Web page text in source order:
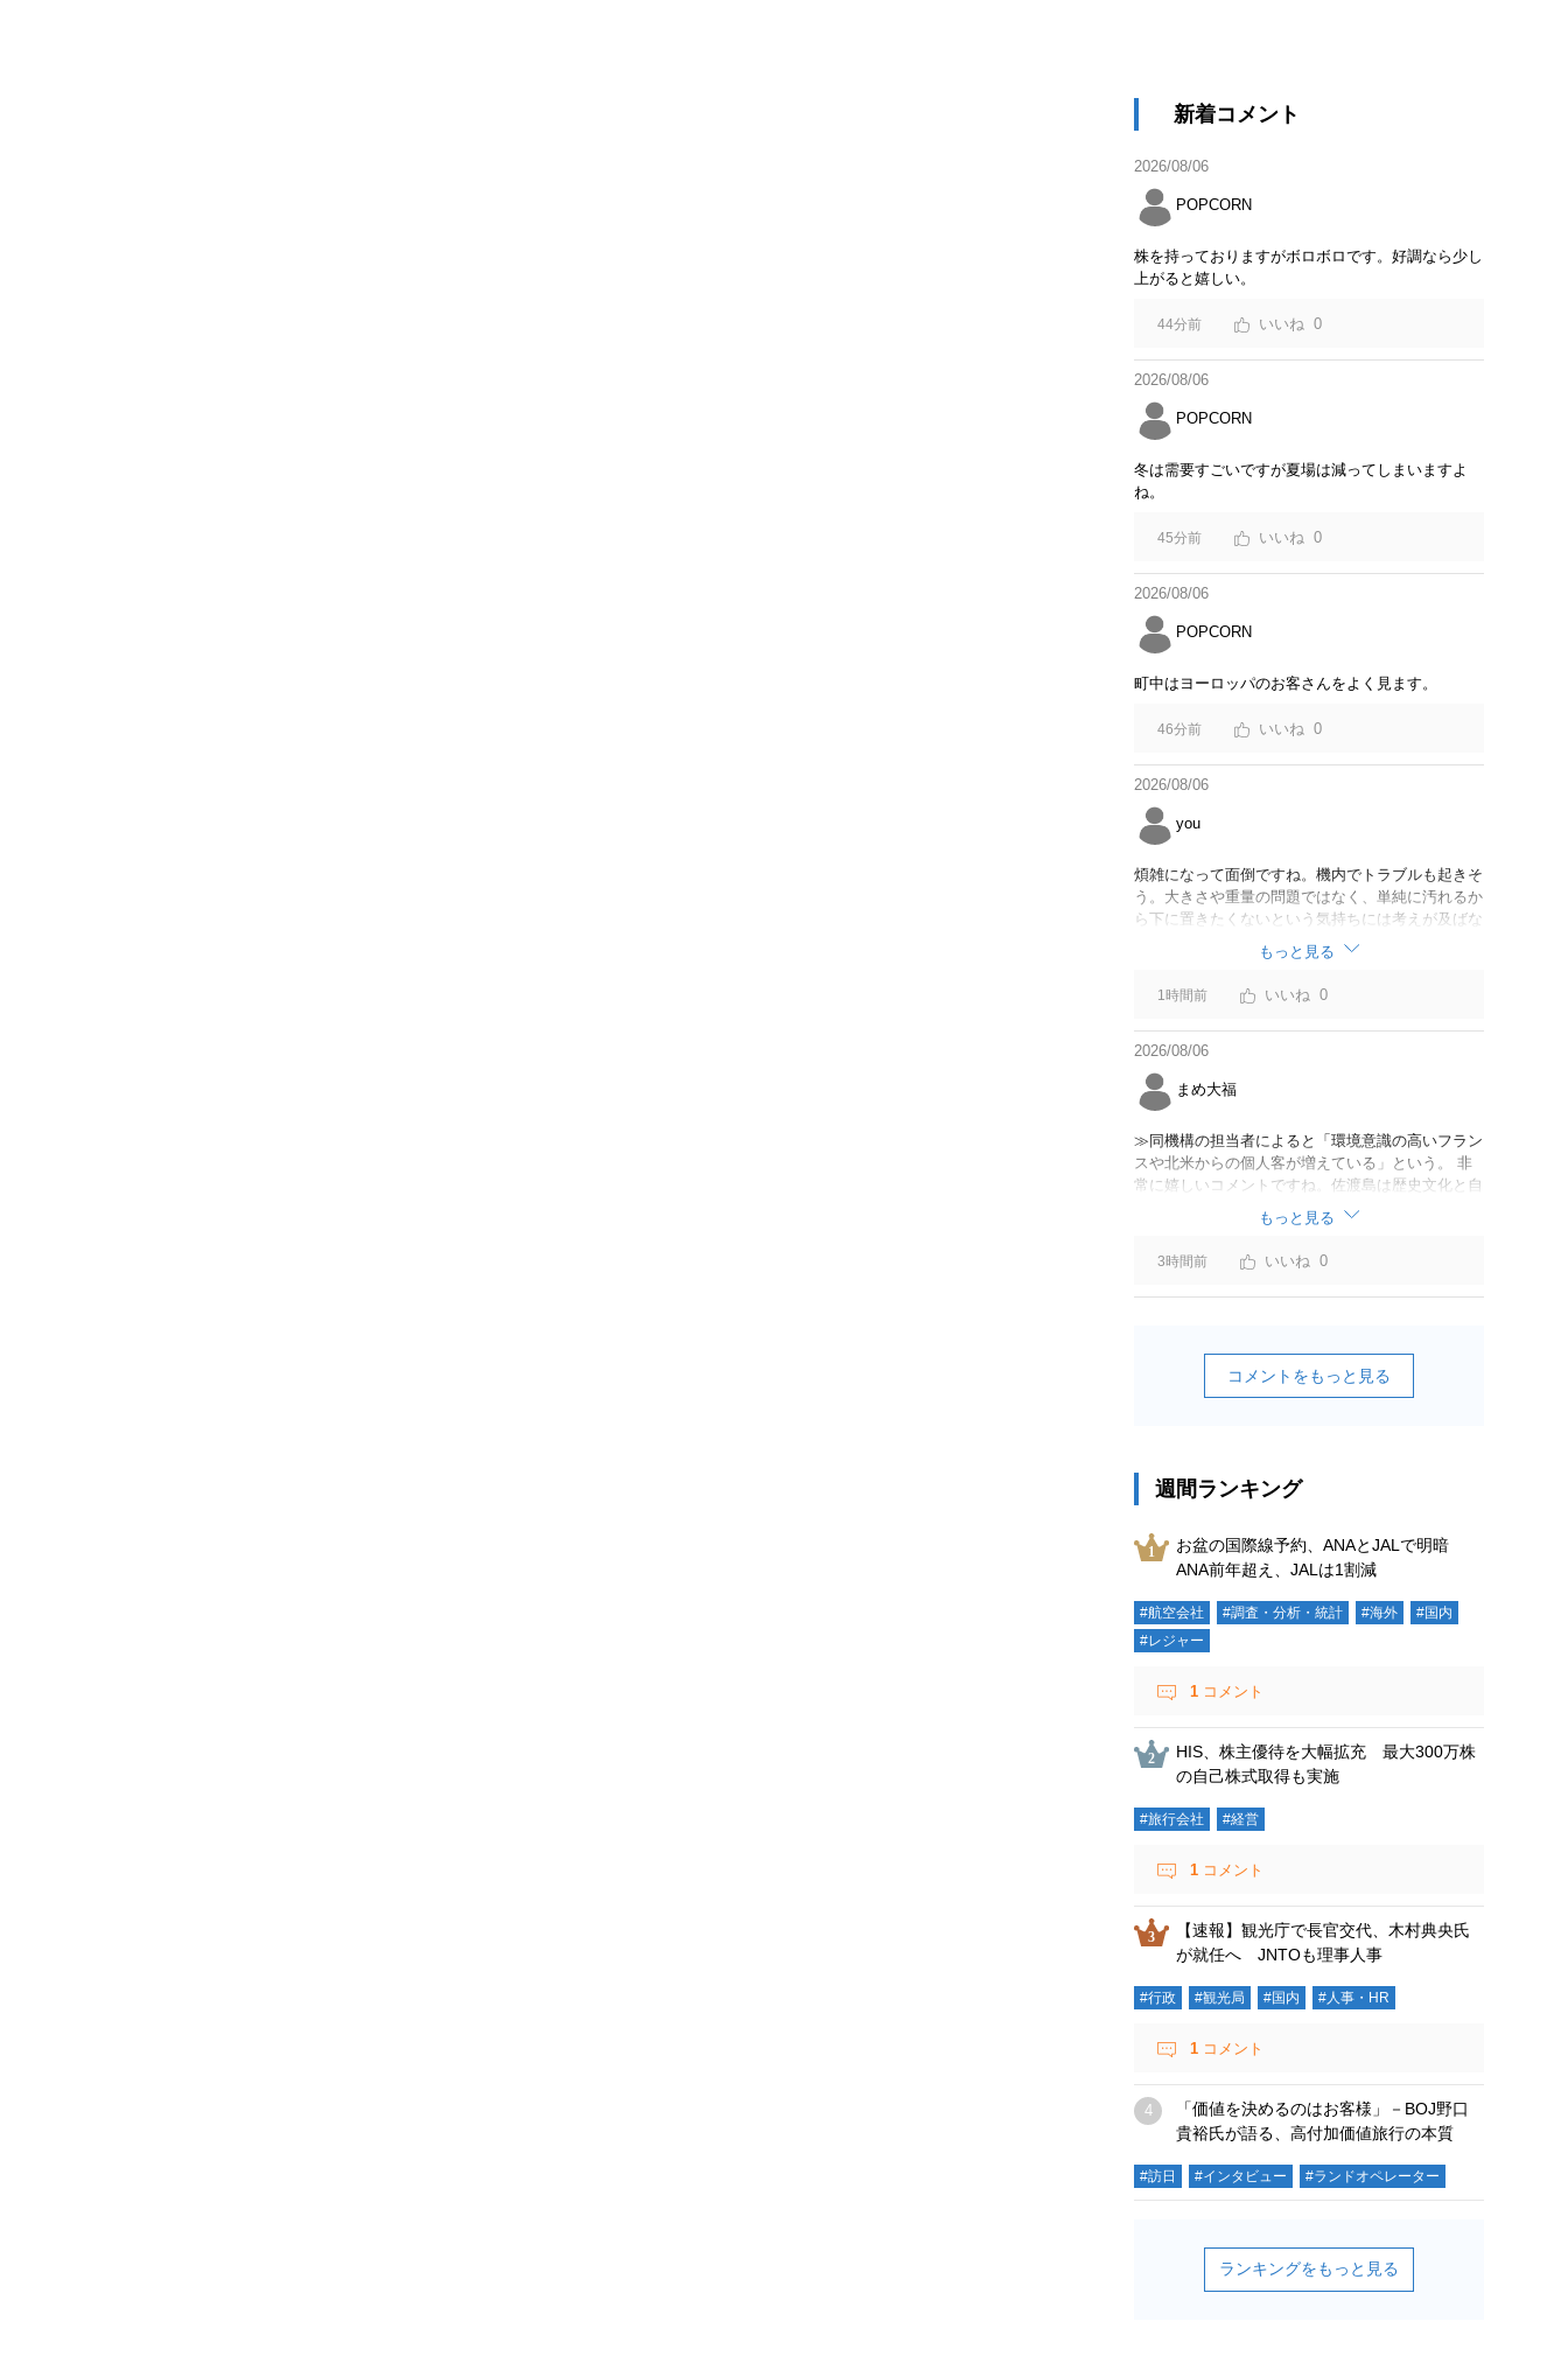
新着コメント
2026/08/06
POPCORN
株を持っておりますがボロボロです。好調なら少し
上がると嬉しい。
44分前 0
2026/08/06
POPCORN
冬は需要すごいですが夏場は減ってしまいますよ
ね。
45分前 0
2026/08/06
POPCORN
町中はヨーロッパのお客さんをよく見ます。
46分前 0
2026/08/06
you
煩雑になって面倒ですね。機内でトラブルも起きそ
う。大きさや重量の問題ではなく、単純に汚れるか
ら下に置きたくないという気持ちには考えが及ばな
かったのでしょうかね。いっそ、荷物棚を撤去した
座席を作って、座席指定も荷物も含んだプランとす
べて無しで格安プランで分けてもらった方がシンプ
ルで分かりやすいかも。どんどん料金が細分化され
て面倒です。
もっと見る
1時間前 0
2026/08/06
まめ大福
≫同機構の担当者によると「環境意識の高いフラン
スや北米からの個人客が増えている」という。 非
常に嬉しいコメントですね。佐渡島は歴史文化と自
然が相まっての土地となっているので、個人的には
環境意識の低い人は来ないでほしいです。「金がと
れるんじゃないか」と勝手に穴掘ったりしそうな国
の人は来ないでほしいですね。
もっと見る
3時間前 0
コメントをもっと見る
週間ランキング
お盆の国際線予約、ANAとJALで明暗
ANA前年超え、JALは1割減
#航空会社 #調査・分析・統計 #海外
#国内
#レジャー
1 コメント
HIS、株主優待を大幅拡充 最大300万株
の自己株式取得も実施
#旅行会社 #経営
1 コメント
【速報】観光庁で長官交代、木村典央氏
が就任へ JNTOも理事人事
#行政 #観光局 #国内 #人事・HR
1 コメント
「価値を決めるのはお客様」－BOJ野口
貴裕氏が語る、高付加価値旅行の本質
#訪日 #インタビュー #ランドオペレーター